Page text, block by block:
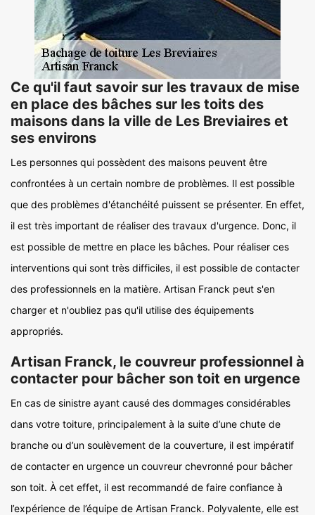
Ce qu'il faut savoir sur les travaux de mise
en place des bâches sur les toits des
maisons dans la ville de Les Breviaires et
ses environs
Les personnes qui possèdent des maisons peuvent être
confrontées à un certain nombre de problèmes. Il est possible
que des problèmes d'étanchéité puissent se présenter. En effet,
il est très important de réaliser des travaux d'urgence. Donc, il
est possible de mettre en place les bâches. Pour réaliser ces
interventions qui sont très difficiles, il est possible de contacter
des professionnels en la matière. Artisan Franck peut s'en
charger et n'oubliez pas qu'il utilise des équipements
appropriés.
Artisan Franck, le couvreur professionnel à
contacter pour bâcher son toit en urgence
En cas de sinistre ayant causé des dommages considérables
dans votre toiture, principalement à la suite d’une chute de
branche ou d’un soulèvement de la couverture, il est impératif
de contacter en urgence un couvreur chevronné pour bâcher
son toit. À cet effet, il est recommandé de faire confiance à
l’expérience de l’équipe de Artisan Franck. Polyvalente, elle est